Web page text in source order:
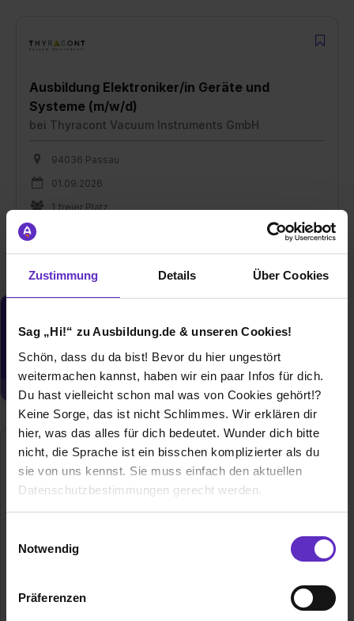
Zustimmung Details Über Cookies
Sag „Hi!“ zu Ausbildung.de & unseren Cookies!
Schön, dass du da bist! Bevor du hier ungestört
weitermachen kannst, haben wir ein paar Infos für dich.
Du hast vielleicht schon mal was von Cookies gehört!?
Keine Sorge, das ist nicht Schlimmes. Wir erklären dir
hier, was das alles für dich bedeutet. Wunder dich bitte
nicht, die Sprache ist ein bisschen komplizierter als du
sie von uns kennst. Sie muss einfach den aktuellen
Datenschutzbestimmungen gerecht werden.
Benutzung der Webseite getroffenen Einstellungen zu
Notwendig
Präferenzen
Ausbildung Elektroniker/in Geräte und
Systeme (m/w/d)
bei Thyracont Vacuum Instruments GmbH
94036 Passau
01.09.2026
1 freier Platz
zugeschickt bekommen?
Jetzt aktivieren
Max-Emanuel-Straße 10